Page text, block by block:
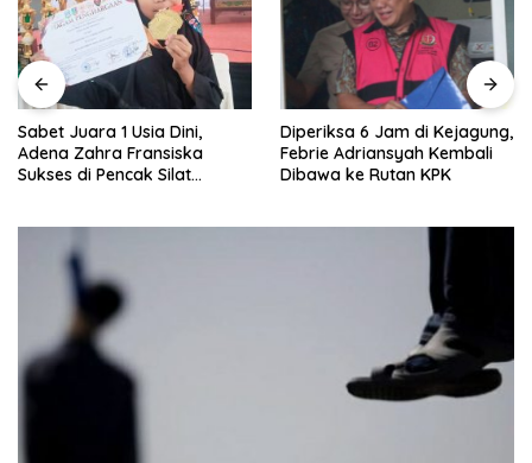
Sabet Juara 1 Usia Dini,
Adena Zahra Fransiska
Sukses di Pencak Silat
Diperiksa 6 Jam di Kejagung,
Febrie Adriansyah Kembali
Dibawa ke Rutan KPK